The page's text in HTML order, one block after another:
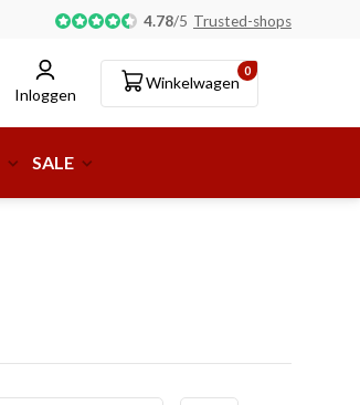
Afhalen of aflevering bij pakketshop mogelijk!
4.78/5 Trusted-shops
Inloggen
0
Winkelwagen
SALE